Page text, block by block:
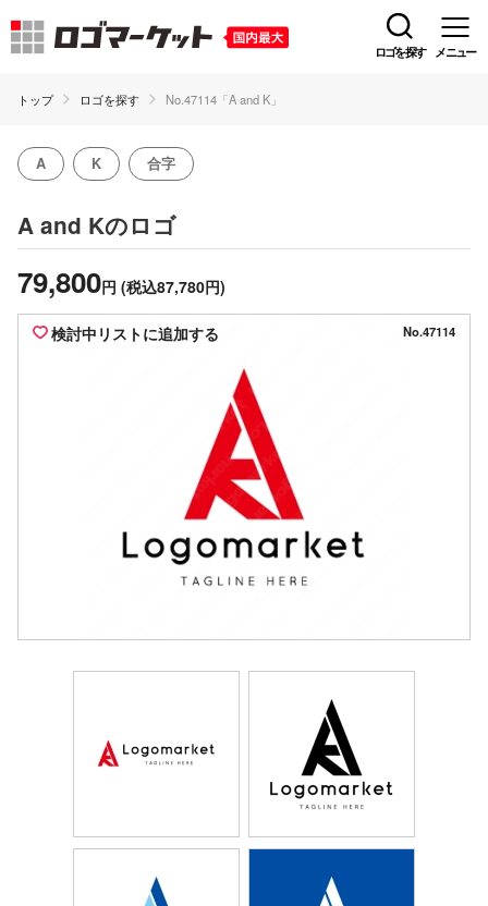
ロゴを探す メニュー
トップ ロゴを探す No.47114「A and K」
A K 合字
A and Kのロゴ
79,800円 (税込87,780円)
検討中リストに追加する No.47114